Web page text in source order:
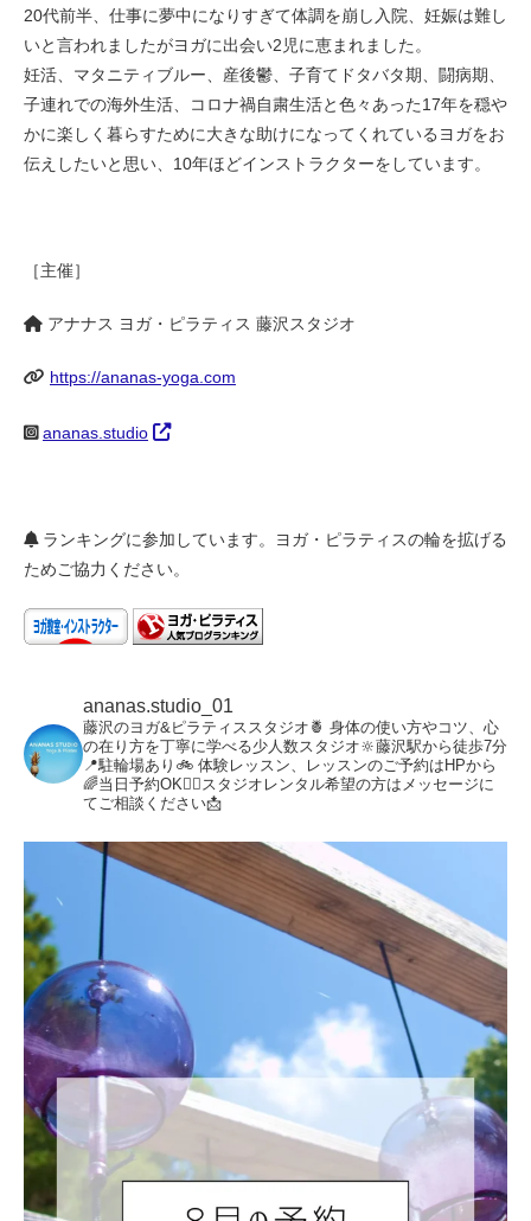
20代前半、仕事に夢中になりすぎて体調を崩し入院、妊娠は難し
いと言われましたがヨガに出会い2児に恵まれました。
妊活、マタニティブルー、産後鬱、子育てドタバタ期、闘病期、
子連れでの海外生活、コロナ禍自粛生活と色々あった17年を穏や
かに楽しく暮らすために大きな助けになってくれているヨガをお
伝えしたいと思い、10年ほどインストラクターをしています。
［主催］
アナナス ヨガ・ピラティス 藤沢スタジオ
https://ananas-yoga.com
ananas.studio
ランキングに参加しています。ヨガ・ピラティスの輪を拡げる
ためご協力ください。
ananas.studio_01
藤沢のヨガ&ピラティススタジオ🍍 身体の使い方やコツ、心
の在り方を丁寧に学べる少人数スタジオ🔆藤沢駅から徒歩7分
📍駐輪場あり🚲 体験レッスン、レッスンのご予約はHPから
🌈当日予約OK🙆‍♀️スタジオレンタル希望の方はメッセージに
てご相談ください📩